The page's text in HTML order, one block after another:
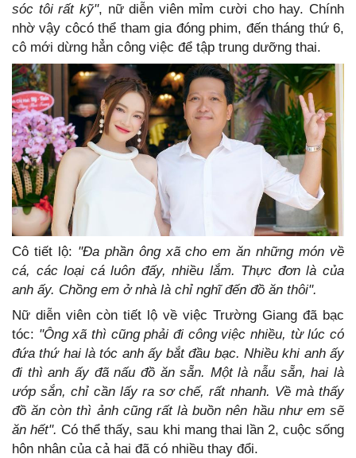
sóc tôi rất kỹ", nữ diễn viên mỉm cười cho hay. Chính
nhờ vậy côcó thể tham gia đóng phim, đến tháng thứ 6,
cô mới dừng hẳn công việc để tập trung dưỡng thai.
Cô tiết lộ: "Đa phần ông xã cho em ăn những món về
cá, các loại cá luôn đấy, nhiều lắm. Thực đơn là của
anh ấy. Chồng em ở nhà là chỉ nghĩ đến đồ ăn thôi".
Nữ diễn viên còn tiết lộ về việc Trường Giang đã bạc
tóc: "Ông xã thì cũng phải đi công việc nhiều, từ lúc có
đứa thứ hai là tóc anh ấy bắt đầu bạc. Nhiều khi anh ấy
đi thì anh ấy đã nấu đồ ăn sẵn. Một là nẫu sẵn, hai là
ướp sắn, chỉ cần lấy ra sơ chế, rất nhanh. Về mà thấy
đồ ăn còn thì ảnh cũng rất là buồn nên hầu như em sẽ
ăn hết". Có thể thấy, sau khi mang thai lần 2, cuộc sống
hôn nhân của cả hai đã có nhiều thay đổi.